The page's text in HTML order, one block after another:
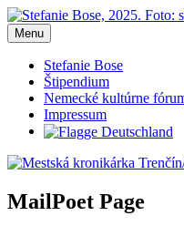
Prejsť
na
obsah
Mestská kronikárka Trenčín/
Blog Stefanie Bose, mestská
Menu
Stefanie Bose
Štipendium
Nemecké kultúrne
Impressum
MailPoet Page